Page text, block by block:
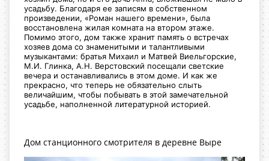
усадьбу. Благодаря ее записям в собственном
произведении, «Роман нашего времени», была
восстановлена жилая комната на втором этаже.
Помимо этого, дом также хранит память о встречах
хозяев дома со знаменитыми и талантливыми
музыкантами: братья Михаил и Матвей Виельгорские,
М.И. Глинка, А.Н. Верстовский посещали светские
вечера и останавливались в этом доме. И как же
прекрасно, что теперь не обязательно слыть
величайшим, чтобы побывать в этой замечательной
усадьбе, наполненной литературной историей.
Дом станционного смотрителя в деревне Выре